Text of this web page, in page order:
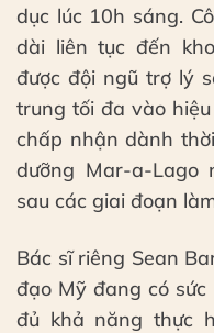
dục lúc 10h sáng.
dài liên tục đến
được đội ngũ trợ lý
trung tối đa vào
chấp nhận dành
dưỡng Mar-a-Lago
sau các giai đoạn
Bác sĩ riêng Sean
đạo Mỹ đang có
đủ khả năng thực